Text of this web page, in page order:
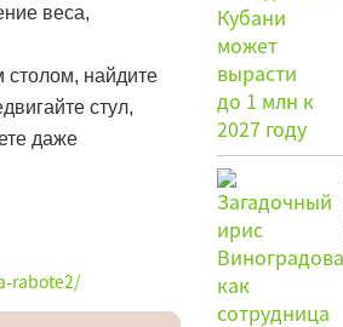
веса,
столом, найдите
стул,
даже
rabote2/